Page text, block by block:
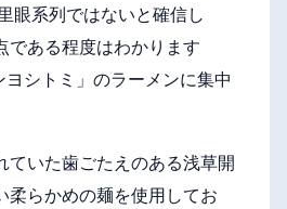
眼系列ではないと確信し
である程度はわかります
シトミ」のラーメンに集中
ていた歯ごたえのある浅草開
柔らかめの麺を使用してお